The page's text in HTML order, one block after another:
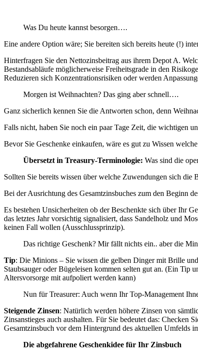
Was Du heute kannst besorgen….
Eine andere Option wäre; Sie bereiten sich bereits heute (!)
Hinterfragen Sie den Nettozinsbeitrag aus ihrem Depot A.
Bestandsabläufe möglicherweise Freiheitsgrade in den
Reduzieren sich Konzentrationsrisiken oder werden
Morgen ist Weihnachten? Das ging aber schnell….
Ganz sicherlich kennen Sie die Antworten schon, denn
Falls nicht, haben Sie noch ein paar Tage Zeit, die wichtigen
Bevor Sie Geschenke einkaufen, wäre es gut zu Wissen
Übersetzt in Treasury-Terminologie: Was sind die
Sollten Sie bereits wissen über welche Zuwendungen sich die
Bei der Ausrichtung des Gesamtzinsbuches zum den Beginn
Es bestehen Unsicherheiten ob der Beschenkte sich über Ihr
das letztes Jahr vorsichtig signalisiert, dass Sandelholz und
keinen Fall wollen (Ausschlussprinzip).
Das richtige Geschenk? Mir fällt nichts ein.. aber die
Tip: Die Minions – Sie wissen die gelben Dinger mit Brille
Staubsauger oder Bügeleisen kommen selten gut an. (Ein Tip
Altersvorsorge mit aufpoliert werden kann)
Nun für Treasurer: Auch wenn Ihr Top-Management
Steigende Zinsen: Natürlich werden höhere Zinsen von
Zinsanstieges auch aushalten. Für Sie bedeutet das: Checken
Gesamtzinsbuch vor dem Hintergrund des aktuellen
Die abgefahrene Geschenkidee für Ihr Zinsbuch